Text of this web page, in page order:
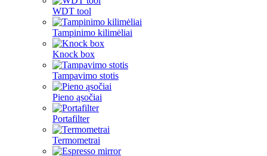
WDT tool
Tampinimo kilimėliai
Knock box
Tampavimo stotis
Pieno ąsočiai
Portafilter
Termometrai